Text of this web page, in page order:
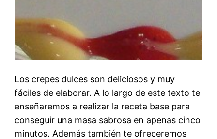
Los crepes dulces son deliciosos y muy
fáciles de elaborar. A lo largo de este texto te
enseñaremos a realizar la receta base para
conseguir una masa sabrosa en apenas cinco
minutos. Además también te ofreceremos